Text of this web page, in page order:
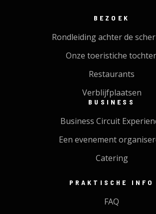
BEZOEK
Rondleiding achter de
Onze toeristiche
Restaurants
Verblijfplaatsen
BUSINESS
Business Circuit
Een evenement
Catering
PRAKTISCHE INFO
FAQ